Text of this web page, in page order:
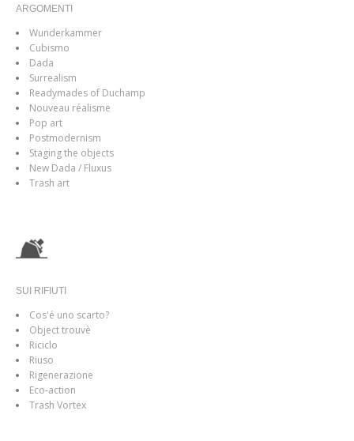
ARGOMENTI
Wunderkammer
Cubismo
Dada
Surrealism
Readymades of Duchamp
Nouveau réalisme
Pop art
Postmodernism
Staging the objects
New Dada / Fluxus
Trash art
SUI RIFIUTI
Cos'é uno scarto?
Object trouvè
Riciclo
Riuso
Rigenerazione
Eco-action
Trash Vortex